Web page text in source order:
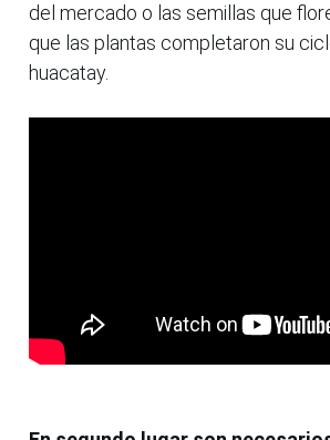
del mercado o las semillas que
que las plantas completaron su
huacatay.